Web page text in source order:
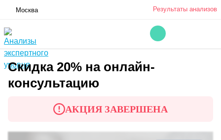
Москва Результаты анализов
Скидка 20% на онлайн-
консультацию
АКЦИЯ ЗАВЕРШЕНА